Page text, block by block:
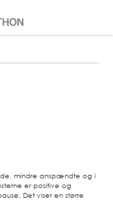
mindre anspændte og i
er positive og
Det viser en større